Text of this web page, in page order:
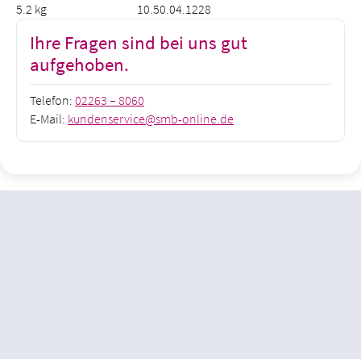
5.2 kg 10.50.04.1228
Ihre Fragen sind bei uns gut
aufgehoben.
Telefon: 02263 – 8060
E-Mail: kundenservice@smb-online.de